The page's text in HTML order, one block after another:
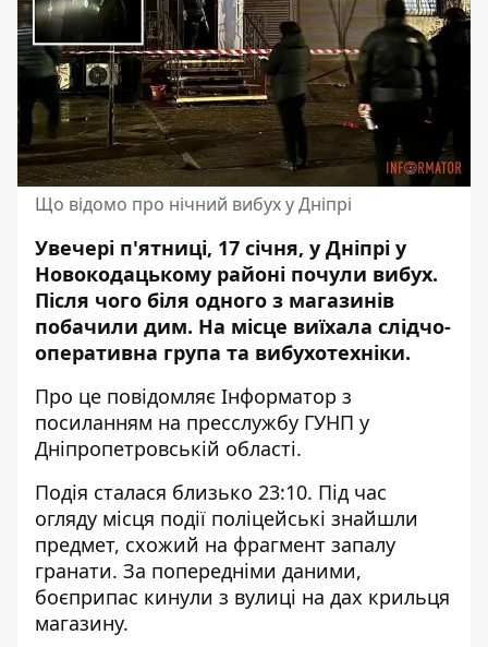
Що відомо про нічний вибух у Дніпрі
Увечері п'ятниці, 17 січня, у Дніпрі у
Новокодацькому районі почули вибух.
Після чого біля одного з магазинів
побачили дим. На місце виїхала слідчо-
оперативна група та вибухотехніки.
Про це повідомляє Інформатор з
посиланням на пресслужбу ГУНП у
Дніпропетровській області.
Подія сталася близько 23:10. Під час
огляду місця події поліцейські знайшли
предмет, схожий на фрагмент запалу
гранати. За попередніми даними,
боєприпас кинули з вулиці на дах крильця
магазину.